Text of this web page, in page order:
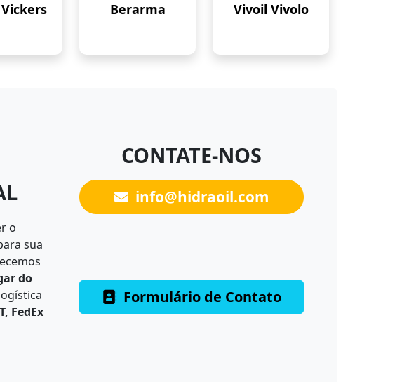
Berarma Vivoil Vivolo
o
sua
do
FedEx
CONTATE-NOS
info@hidraoil.com
Formulário de Contato